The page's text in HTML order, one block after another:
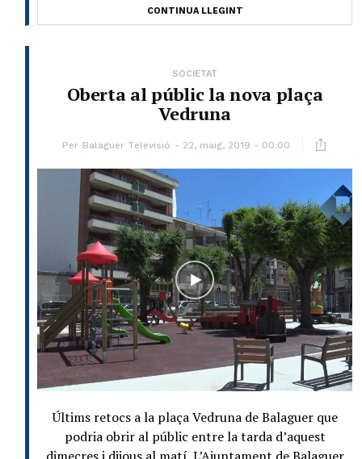
CONTINUA LLEGINT
SOCIETAT
Oberta al públic la nova plaça
Vedruna
Per Balaguer Televisió 22, maig, 2019 - 00:00
Últims retocs a la plaça Vedruna de Balaguer que
podria obrir al públic entre la tarda d’aquest